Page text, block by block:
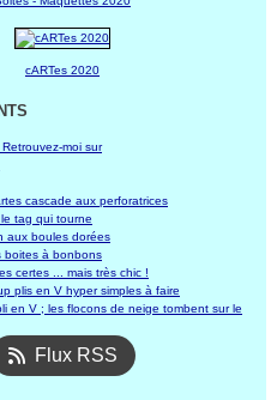
cARTes 2020
moi sur
cascade aux perforatrices
tag qui tourne
aux boules dorées
boites à bonbons
certes ... mais très chic !
plis en V hyper simples à faire
en V ; les flocons de neige tombent sur le
Flux RSS